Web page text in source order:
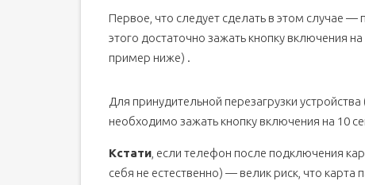
Первое, что следует сделать в этом случае
этого достаточно зажать кнопку включения
пример ниже) .
Для принудительной перезагрузки
необходимо зажать кнопку включения на 10
Кстати , если телефон после подключения
себя не естественно) — велик риск, что карта